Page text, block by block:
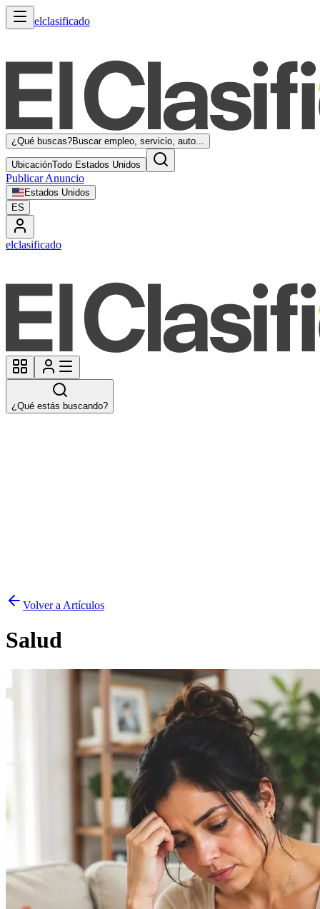
elclasificado
¿Qué buscas?Buscar empleo, servicio, auto...
UbicaciónTodo Estados Unidos
Publicar Anuncio
Estados Unidos
ES
elclasificado
¿Qué estás buscando?
Volver a Artículos
Salud